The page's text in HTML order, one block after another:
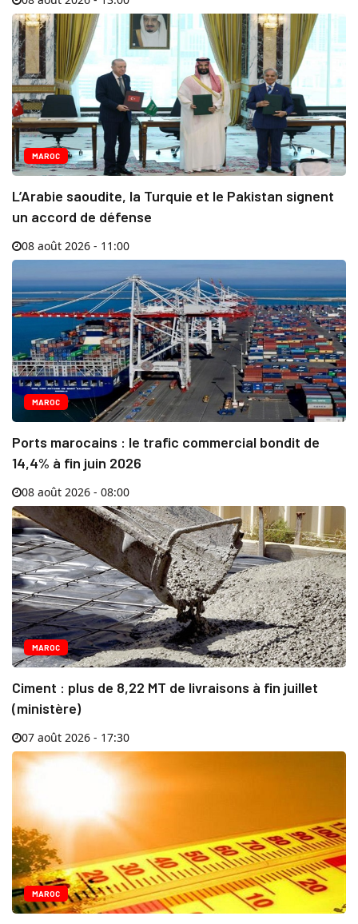
MAROC
L’Arabie saoudite, la Turquie et le Pakistan signent
un accord de défense
08 août 2026 - 11:00
MAROC
Ports marocains : le trafic commercial bondit de
14,4% à fin juin 2026
08 août 2026 - 08:00
MAROC
Ciment : plus de 8,22 MT de livraisons à fin juillet
(ministère)
07 août 2026 - 17:30
MAROC